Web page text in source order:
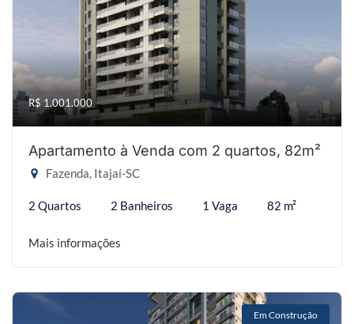
R$ 1.001.000
Apartamento à Venda com 2 quartos, 82m²
Fazenda, Itajaí-SC
2 Quartos 2 Banheiros 1 Vaga 82 m²
Mais informações
Em Construção